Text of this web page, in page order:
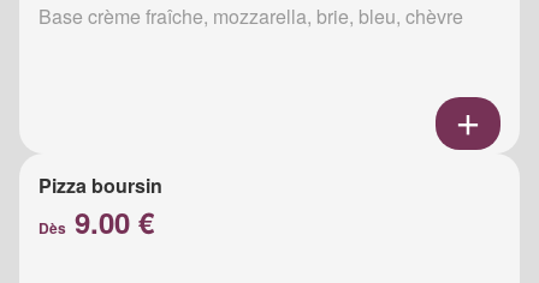
Base crème fraîche, mozzarella, brie, bleu, chèvre
Pizza boursin
Dès 9.00 €